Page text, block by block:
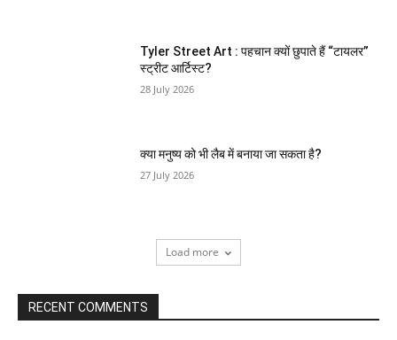
Tyler Street Art : पहचान क्यों छुपाते हैं “टायलर”
स्ट्रीट आर्टिस्ट?
28 July 2026
क्या मनुष्य को भी लैब में बनाया जा सकता है?
27 July 2026
Load more
RECENT COMMENTS